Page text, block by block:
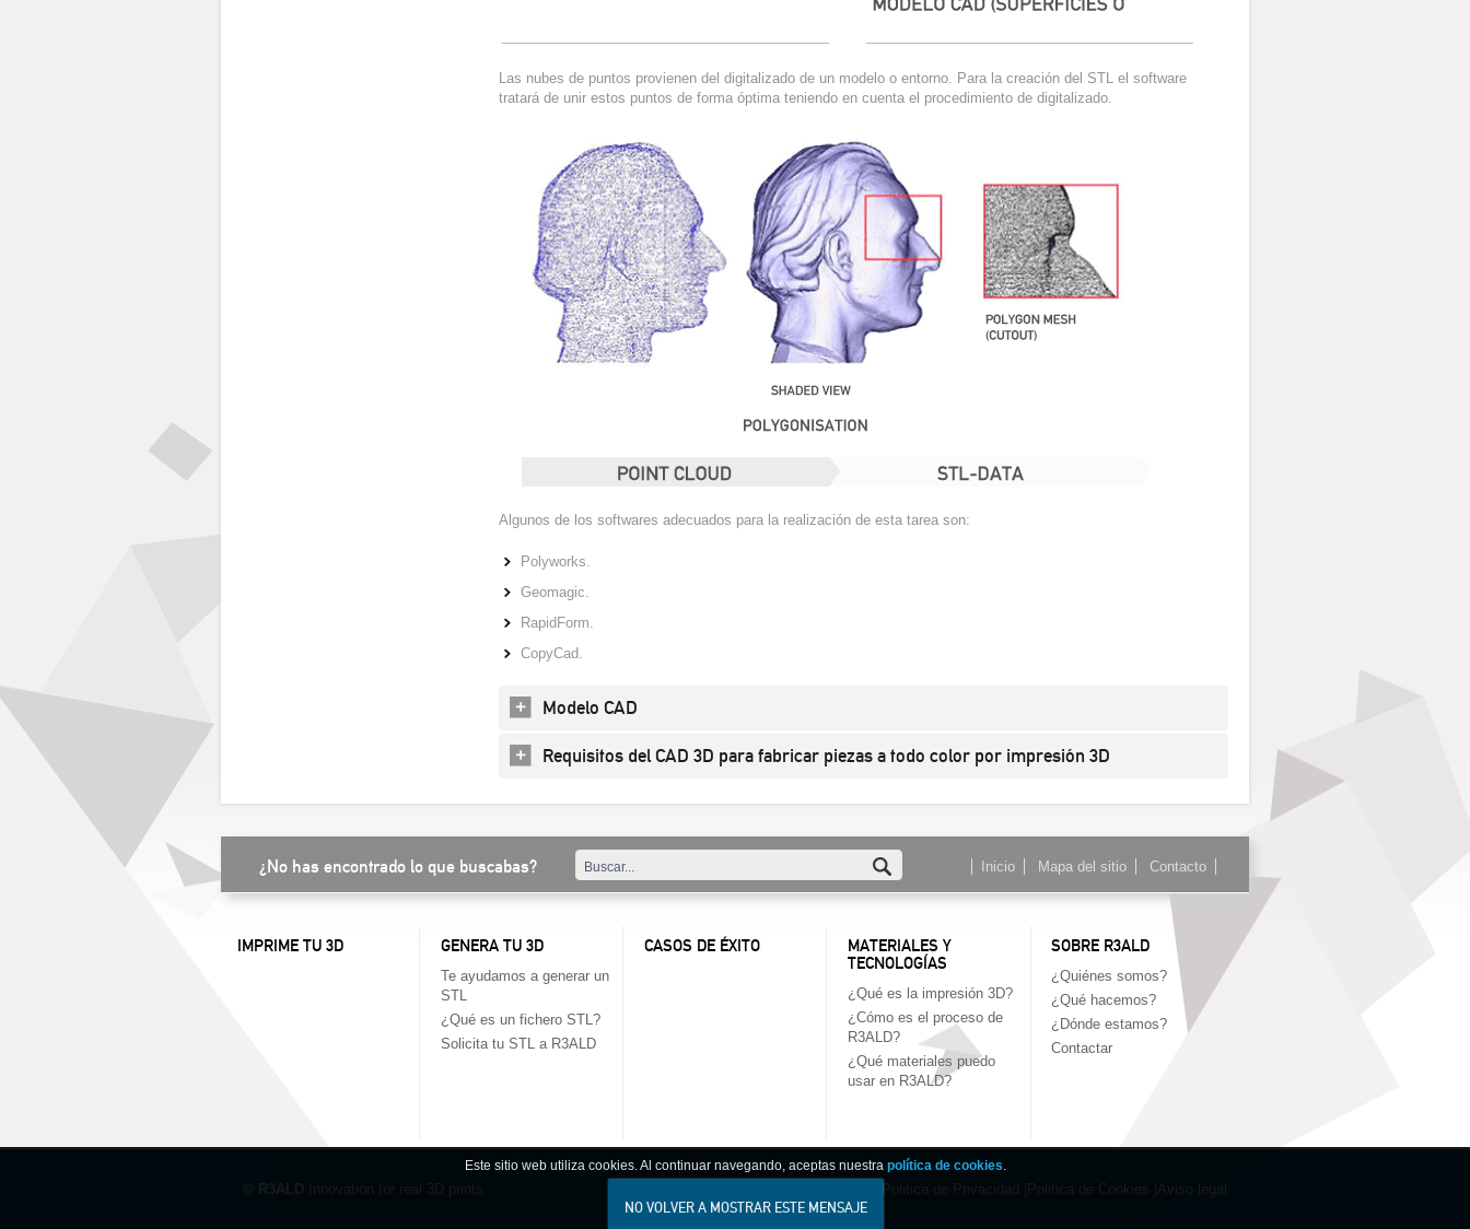
Las nubes de puntos provienen del digitalizado de un modelo o entorno. Para la creación del STL el software
tratará de unir estos puntos de forma óptima teniendo en cuenta el procedimiento de digitalizado.
Algunos de los softwares adecuados para la realización de esta tarea son:
Polyworks.
Geomagic.
RapidForm.
CopyCad.
Modelo CAD
Requisitos del CAD 3D para fabricar piezas a todo color por impresión 3D
¿No has encontrado lo que buscabas? Inicio Mapa del sitio Contacto
IMPRIME TU 3D GENERA TU 3D
Te ayudamos a generar un
STL
¿Qué es un fichero STL?
Solicita tu STL a R3ALD
CASOS DE ÉXITO
MATERIALES Y
TECNOLOGÍAS
¿Qué es la impresión 3D?
¿Cómo es el proceso de
R3ALD?
¿Qué materiales puedo
usar en R3ALD?
SOBRE R3ALD
¿Quiénes somos?
¿Qué hacemos?
¿Dónde estamos?
Contactar
© R3ALD Innovation for real 3D prints Aviso legal
Politica de Cookies |
Politica de Privacidad |
Este sitio web utiliza cookies. Al continuar navegando, aceptas nuestra política de cookies.